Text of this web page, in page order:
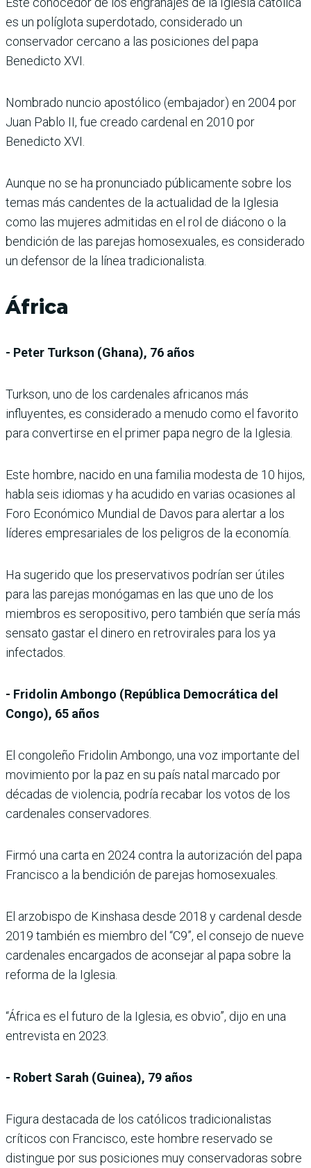
es un políglota superdotado, considerado un
conservador cercano a las posiciones del papa
Benedicto XVI.
Nombrado nuncio apostólico (embajador) en 2004 por
Juan Pablo II, fue creado cardenal en 2010 por
Benedicto XVI.
Aunque no se ha pronunciado públicamente sobre los
temas más candentes de la actualidad de la Iglesia
como las mujeres admitidas en el rol de diácono o la
bendición de las parejas homosexuales, es considerado
un defensor de la línea tradicionalista.
África
- Peter Turkson (Ghana), 76 años
Turkson, uno de los cardenales africanos más
influyentes, es considerado a menudo como el favorito
para convertirse en el primer papa negro de la Iglesia.
Este hombre, nacido en una familia modesta de 10 hijos,
habla seis idiomas y ha acudido en varias ocasiones al
Foro Económico Mundial de Davos para alertar a los
líderes empresariales de los peligros de la economía.
Ha sugerido que los preservativos podrían ser útiles
para las parejas monógamas en las que uno de los
miembros es seropositivo, pero también que sería más
sensato gastar el dinero en retrovirales para los ya
infectados.
- Fridolin Ambongo (República Democrática del
Congo), 65 años
El congoleño Fridolin Ambongo, una voz importante del
movimiento por la paz en su país natal marcado por
décadas de violencia, podría recabar los votos de los
cardenales conservadores.
Firmó una carta en 2024 contra la autorización del papa
Francisco a la bendición de parejas homosexuales.
El arzobispo de Kinshasa desde 2018 y cardenal desde
2019 también es miembro del “C9”, el consejo de nueve
cardenales encargados de aconsejar al papa sobre la
reforma de la Iglesia.
“África es el futuro de la Iglesia, es obvio”, dijo en una
entrevista en 2023.
- Robert Sarah (Guinea), 79 años
Figura destacada de los católicos tradicionalistas
críticos con Francisco, este hombre reservado se
distingue por sus posiciones muy conservadoras sobre